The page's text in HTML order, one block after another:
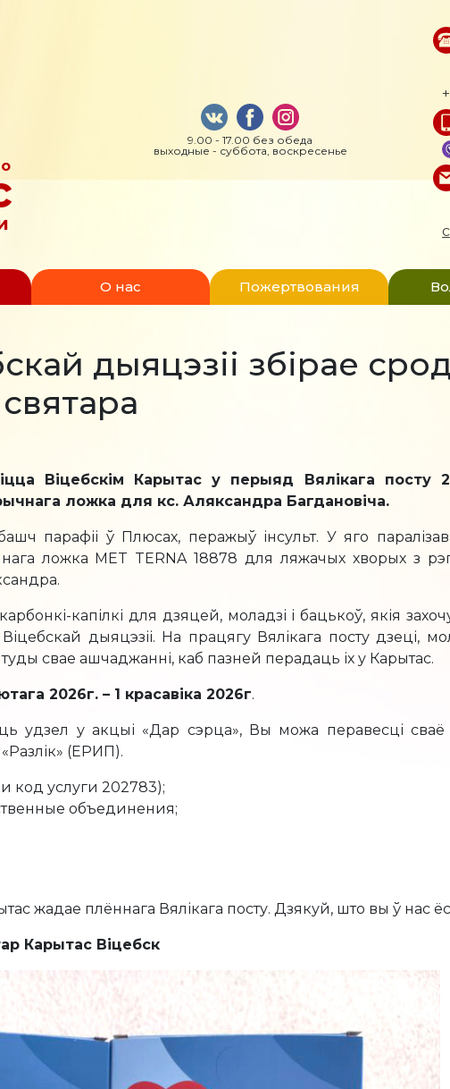
9.00 - 17.00 без обеда
выходные - суббота, воскресенье
О нас Пожертвования
дыяцэзіі збірае
Віцебскім Карытас у перыяд Вялікага посту
ложка для кс. Аляксандра Багдановіча.
парафіі ў Плюсах, перажыў інсульт. У яго
ложка MET TERNA 18878 для ляжачых хворых з
капілкі для дзяцей, моладзі і бацькоў, якія
дыяцэзіі. На працягу Вялікага посту дзеці,
свае ашчаджанні, каб пазней перадаць іх у Карытас.
2026г. – 1 красавіка 2026г.
удзел у акцыі «Дар сэрца», Вы можа перавесці
(ЕРИП).
код услуги 202783);
объединения;
жадае плённага Вялікага посту. Дзякуй, што вы ў нас
Карытас Віцебск